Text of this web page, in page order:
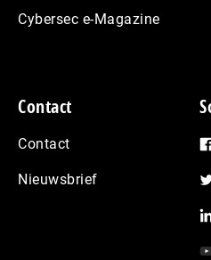
Cybersec e-Magazine
Contact
Contact
Nieuwsbrief